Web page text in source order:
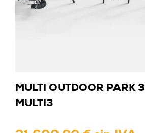
MULTI OUTDOOR PARK 3
MULTI3